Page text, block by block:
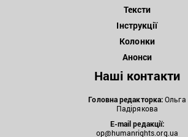
Тексти
Інструкції
Колонки
Анонси
Наші контакти
Головна редакторка:Ольга
Падірякова
E-mail редакції:
op@humanrights.org.ua